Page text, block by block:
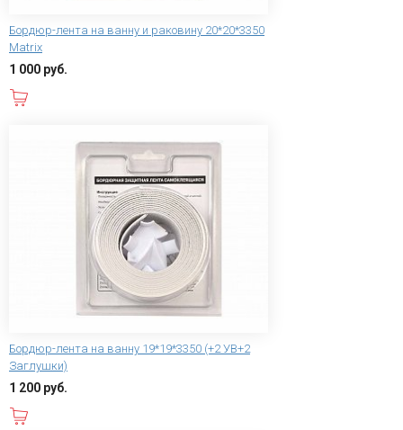
Бордюр-лента на ванну и раковину 20*20*3350
Matrix
1 000 руб.
Бордюр-лента на ванну 19*19*3350 (+2 УВ+2
Заглушки)
1 200 руб.